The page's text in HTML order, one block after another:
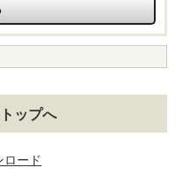
ップへ
ロード